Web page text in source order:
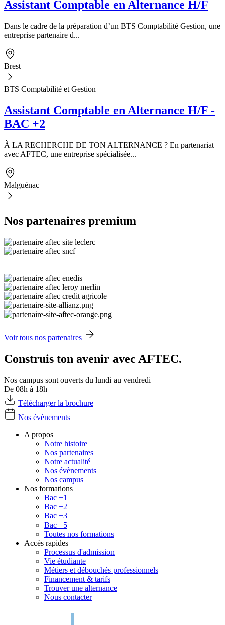
Assistant Comptable en Alternance H/F
Dans le cadre de la préparation d’un BTS Comptabilité Gestion, une
entreprise partenaire d...
Brest
BTS Comptabilité et Gestion
Assistant Comptable en Alternance H/F -
BAC +2
À LA RECHERCHE DE TON ALTERNANCE ? En partenariat
avec AFTEC, une entreprise spécialisée...
Malguénac
Nos partenaires premium
Voir tous nos partenaires
Construis ton avenir avec AFTEC.
Nos campus sont ouverts du lundi au vendredi
De 08h à 18h
Télécharger la brochure
Nos évènements
A propos
Notre histoire
Nos partenaires
Notre actualité
Nos évènements
Nos campus
Nos formations
Bac +1
Bac +2
Bac +3
Bac +5
Toutes nos formations
Accès rapides
Processus d'admission
Vie étudiante
Métiers et débouchés professionnels
Financement & tarifs
Trouver une alternance
Nous contacter